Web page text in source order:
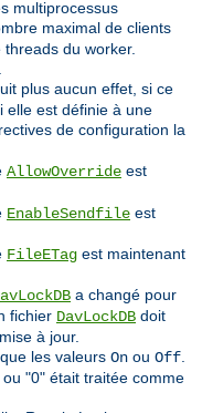
multiprocessus
maximal de clients
du worker.
plus aucun effet, si ce
elle est définie à une
de configuration la
AllowOverride est
EnableSendfile est
FileETag est maintenant
a changé pour
fichier DavLockDB doit
à jour.
les valeurs On ou Off
"0" était traitée comme